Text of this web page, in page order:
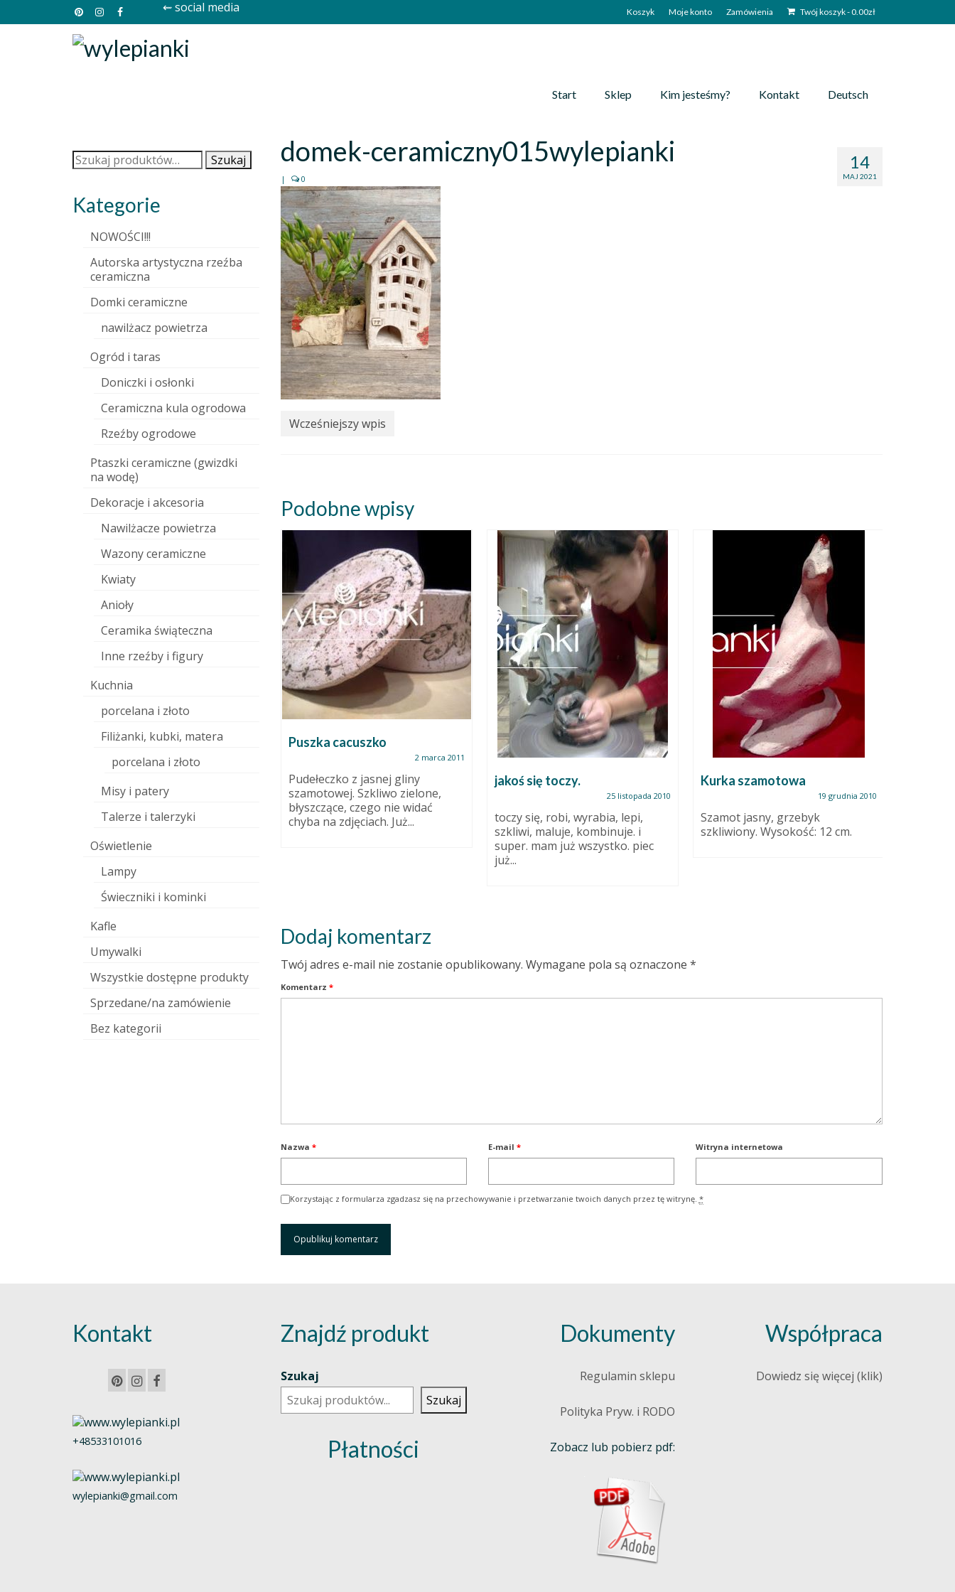
Koszyk Moje konto Zamówienia Twój koszyk-0.00zł
⇜ social media
Start Sklep Kim jesteśmy? Kontakt Deutsch
14
MAJ 2021
domek-ceramiczny015wylepianki
| 0
Wcześniejszy wpis
Podobne wpisy
Szkło w ceramice
9 października 2015
wdzięcznym tworzywem
możliwość wyjścia poza
Puszka cacuszko
2 marca 2011
Pudełeczko z jasnej gliny
szamotowej. Szkliwo zielone,
błyszczące, czego nie widać
chyba na zdjęciach. Już...
jakoś się toczy.
25 listopada 2010
toczy się, robi, wyrabia, lepi,
szkliwi, maluje, kombinuje. i
super. mam już wszystko. piec
już...
Kurka szamotowa
19 grudnia 2010
Szamot jasny, grzebyk
szkliwiony. Wysokość: 12 cm.
Dodaj komentarz
Twój adres e-mail nie zostanie opublikowany. Wymagane pola są oznaczone *
Komentarz *
Nazwa * E-mail * Witryna internetowa
Korzystając z formularza zgadzasz się na przechowywanie i przetwarzanie twoich danych przez tę witrynę. *
Szukaj: Szukaj
Kategorie
NOWOŚCI!!!
Autorska artystyczna rzeźba
ceramiczna
Domki ceramiczne
nawilżacz powietrza
Ogród i taras
Doniczki i osłonki
Ceramiczna kula ogrodowa
Rzeźby ogrodowe
Ptaszki ceramiczne (gwizdki
na wodę)
Dekoracje i akcesoria
Nawilżacze powietrza
Wazony ceramiczne
Kwiaty
Anioły
Ceramika świąteczna
Inne rzeźby i figury
Kuchnia
porcelana i złoto
Filiżanki, kubki, matera
porcelana i złoto
Misy i patery
Talerze i talerzyki
Oświetlenie
Lampy
Świeczniki i kominki
Kafle
Umywalki
Wszystkie dostępne produkty
Sprzedane/na zamówienie
Bez kategorii
Kontakt
+48533101016
wylepianki@gmail.com
Znajdź produkt
Szukaj
Szukaj
Płatności
Dokumenty
Regulamin sklepu
Polityka Pryw. i RODO
Zobacz lub pobierz pdf:
Współpraca
Dowiedz się więcej (klik)